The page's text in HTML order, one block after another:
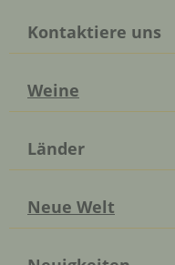
Kontaktiere uns
Weine
Länder
Neue Welt